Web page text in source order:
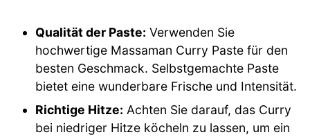
Qualität der Paste: Verwenden Sie
hochwertige Massaman Curry Paste für den
besten Geschmack. Selbstgemachte Paste
bietet eine wunderbare Frische und Intensität.
Richtige Hitze: Achten Sie darauf, das Curry
bei niedriger Hitze köcheln zu lassen, um ein